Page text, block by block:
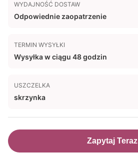
WYDAJNOŚĆ DOSTAW
Odpowiednie zaopatrzenie
TERMIN WYSYŁKI
Wysyłka w ciągu 48 godzin
USZCZELKA
skrzynka
Zapytaj Teraz